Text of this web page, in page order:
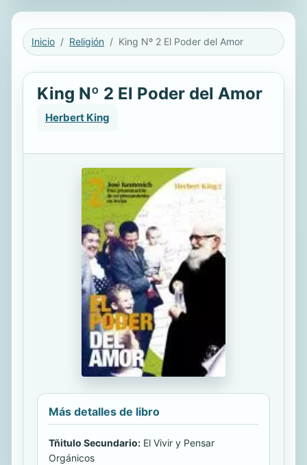
Inicio Religión King Nº 2 El Poder del Amor
King Nº 2 El Poder del Amor
Herbert King
Más detalles de libro
Tñitulo Secundario: El Vivir y Pensar
Orgánicos